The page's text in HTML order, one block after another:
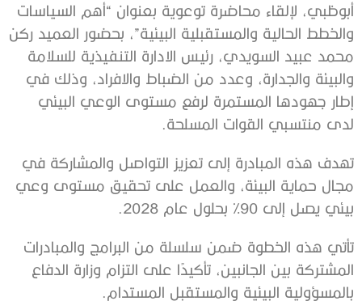
أبوظبي، لإلقاء محاضرة توعوية بعنوان “أهم السياسات
والخطط الحالية والمستقبلية البيئية”، بحضور العميد ركن
محمد عبيد السويدي، رئيس الادارة التنفيذية للسلامة
والبيئة والجدارة، وعدد من الضباط والافراد، وذلك في
إطار جهودها المستمرة لرفع مستوى الوعي البيئي
لدى منتسبي القوات المسلحة.
تهدف هذه المبادرة إلى تعزيز التواصل والمشاركة في
مجال حماية البيئة، والعمل على تحقيق مستوى وعي
بيئي يصل إلى 90% بحلول عام 2028.
تأتي هذه الخطوة ضمن سلسلة من البرامج والمبادرات
المشتركة بين الجانبين، تأكيدًا على التزام وزارة الدفاع
بالمسؤولية البيئية والمستقبل المستدام.